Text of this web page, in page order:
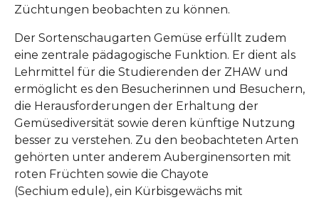
Züchtungen beobachten zu können.
Der Sortenschaugarten Gemüse erfüllt zudem
eine zentrale pädagogische Funktion. Er dient als
Lehrmittel für die Studierenden der ZHAW und
ermöglicht es den Besucherinnen und Besuchern,
die Herausforderungen der Erhaltung der
Gemüsediversität sowie deren künftige Nutzung
besser zu verstehen. Zu den beobachteten Arten
gehörten unter anderem Auberginensorten mit
roten Früchten sowie die Chayote
(Sechium edule), ein Kürbisgewächs mit